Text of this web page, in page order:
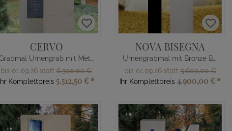
CERVO
Grabmal Urnengrab mit Metall Muster
bis 01.09.26 statt 6.300,00 €
Ihr Komplettpreis 5.512,50 € *
NOVA BISEGNA
Urnengrabmal mit Bronze Brücke & Menschen
bis 01.09.26 statt5.600,00 €
Ihr Komplettpreis 4.900,00 € *